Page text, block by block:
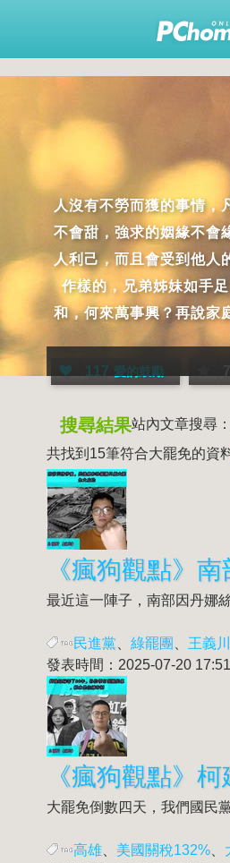
人沒有不勞而獲的事情，
不會甜，強求的姻緣不會
人利己，而且會受到他人
作樣的，兄弟姊妹如手
和，何來萬事興？再說家
117 愛的鼓勵
搜尋結果站內文章搜尋：
共找到15筆符合大罷免的資
《瘋狗觀點》
最近這一陣子，南部因丹娜
民進黨 綠罷團 王義川
發表時間：2025-07-20
《瘋狗觀點》
大罷免倒數四天，我們國民
高雄 美國關稅132%